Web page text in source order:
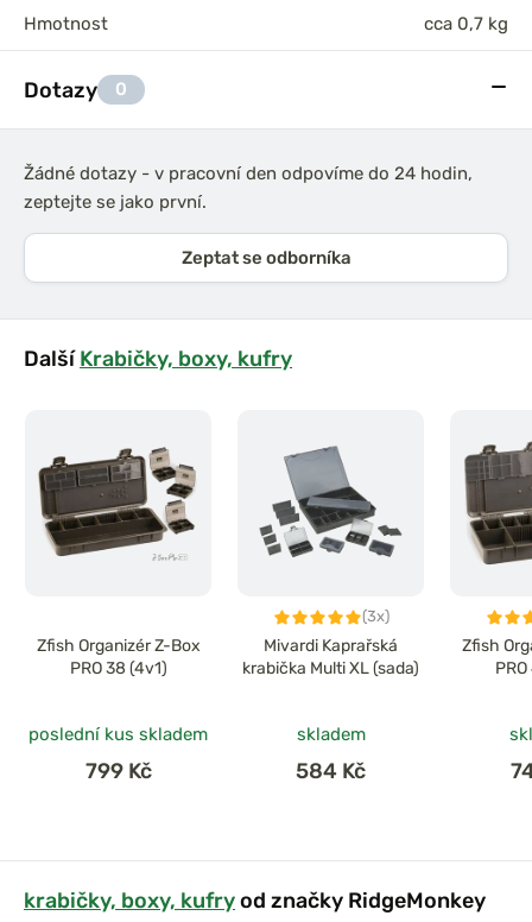
Hmotnost cca 0,7 kg
Dotazy 0
Žádné dotazy - v pracovní den odpovíme do 24 hodin,
zeptejte se jako první.
Zeptat se odborníka
DalšíKrabičky, boxy, kufry
Zfish Organizér Z-Box
PRO 38 (4v1)
poslední kus skladem
799 Kč
(3x)
Mivardi Kaprařská
krabička Multi XL (sada)
skladem
584 Kč
Zfish
krabičky, boxy, kufryod značky RidgeMonkey